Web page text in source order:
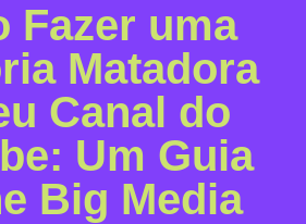
Fazer uma
Matadora
Canal do
Um Guia
Big Media